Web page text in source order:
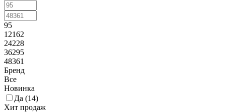
95
12162
24228
36295
48361
Бренд
Все
Новинка
Да (14)
Хит продаж